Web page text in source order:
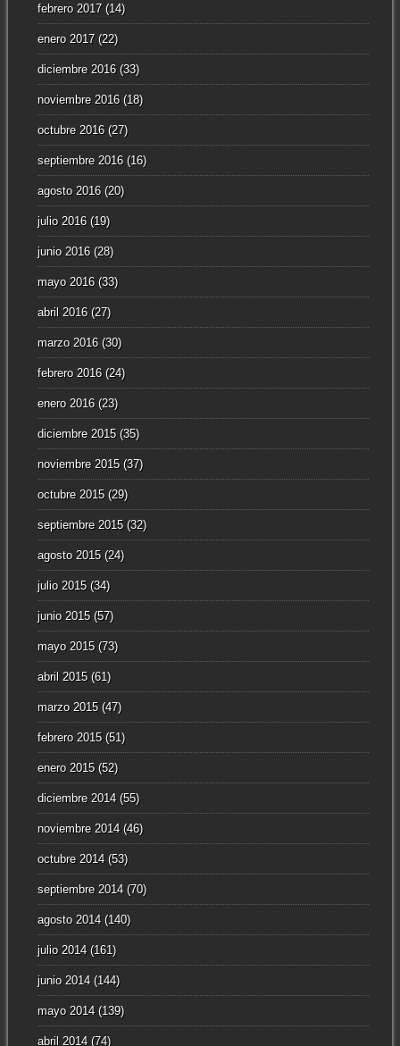
febrero 2017(14)
enero 2017(22)
diciembre 2016(33)
noviembre 2016(18)
octubre 2016(27)
septiembre 2016(16)
agosto 2016(20)
julio 2016(19)
junio 2016(28)
mayo 2016(33)
abril 2016(27)
marzo 2016(30)
febrero 2016(24)
enero 2016(23)
diciembre 2015(35)
noviembre 2015(37)
octubre 2015(29)
septiembre 2015(32)
agosto 2015(24)
julio 2015(34)
junio 2015(57)
mayo 2015(73)
abril 2015(61)
marzo 2015(47)
febrero 2015(51)
enero 2015(52)
diciembre 2014(55)
noviembre 2014(46)
octubre 2014(53)
septiembre 2014(70)
agosto 2014(140)
julio 2014(161)
junio 2014(144)
mayo 2014(139)
abril 2014(74)